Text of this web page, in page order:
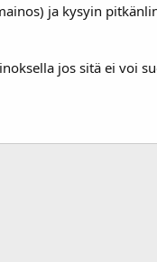
ja kysyin
jos sitä ei voi